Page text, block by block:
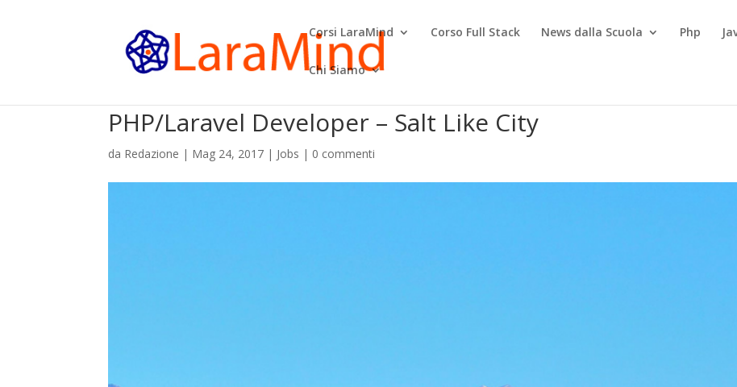
Corsi LaraMind Corso Full Stack News dalla Scuola Php
Chi Siamo
PHP/Laravel Developer – Salt Like City
da Redazione | Mag 24, 2017 | Jobs | 0 commenti